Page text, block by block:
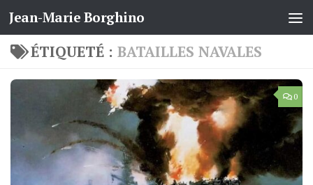
Skip to content
Jean-Marie Borghino
ÉTIQUETÉ : BATAILLES NAVALES
0